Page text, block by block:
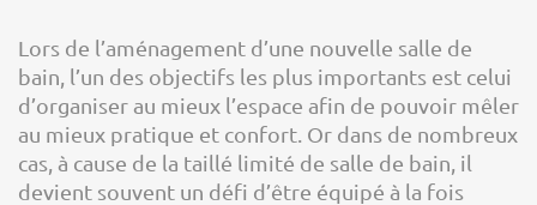
Lors de l’aménagement d’une nouvelle salle de
bain, l’un des objectifs les plus importants est celui
d’organiser au mieux l’espace afin de pouvoir mêler
au mieux pratique et confort. Or dans de nombreux
cas, à cause de la taillé limité de salle de bain, il
devient souvent un défi d’être équipé à la fois